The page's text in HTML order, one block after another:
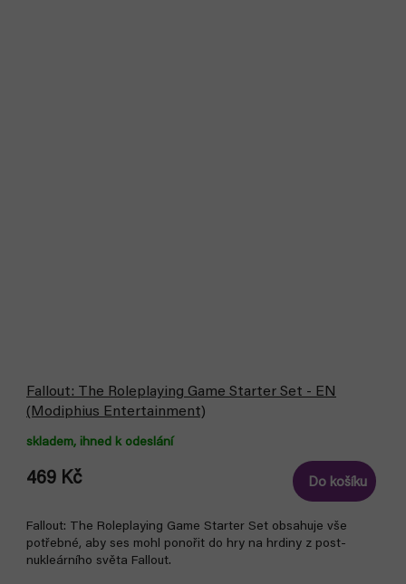
Fallout: The Roleplaying Game Starter Set - EN
(Modiphius Entertainment)
skladem, ihned k odeslání
469 Kč Do košíku
Fallout: The Roleplaying Game Starter Set obsahuje vše
potřebné, aby ses mohl ponořit do hry na hrdiny z post-
nukleárního světa Fallout.